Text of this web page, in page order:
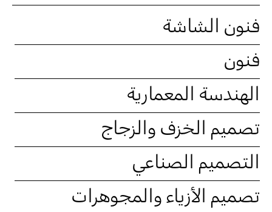
فنون الشاشة
فنون
الهندسة المعمارية
تصميم الخزف والزجاج
التصميم الصناعي
تصميم الأزياء والمجوهرات